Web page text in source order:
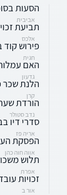
הסעות
אביבית
תביעת
אלכס
פירוש
חגית
האם
גדעון
הלנת
קרן
הורדת
נדב סטולר
סדרי דיו
אריה פז
הפסקת
אווה חוה כהן
תלוש
אפרת
זכויות
אור ב